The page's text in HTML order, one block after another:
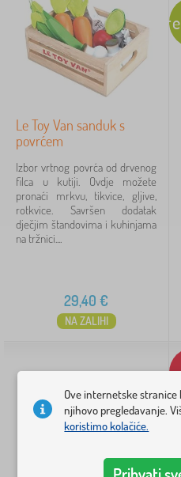
miješati boje
1
Dob djeteta
od 3 godine
za predškolce
Dodatne značajke
dodaci
3
za djevojčicu
za dječaka
2 €56 €
Le Toy Van sanduk s
povrćem
Izbor vrtnog povrća od drvenog
filca u kutiji. Ovdje možete
pronaći mrkvu, tikvice, gljive,
rotkvice. Savršen dodatak
dječjim štandovima i kuhinjama
na tržnici....
29,40 €
NA ZALIHI
Ove internetske stranice
njihovo pregledavanje.
koristimo kolačiće.